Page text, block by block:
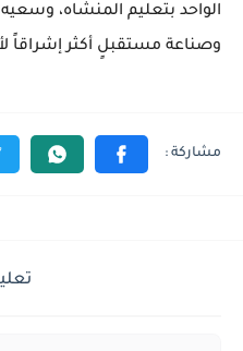
الواحد بتعليم المنشاه،
وصناعة مستقبلٍ أكثر إشراقاً